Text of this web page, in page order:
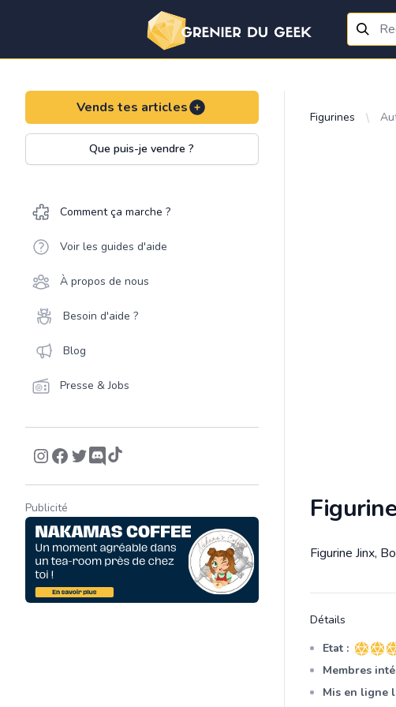
Vends tes articles
Que puis-je vendre ?
Comment ça marche ?
Voir les guides d'aide
À propos de nous
Besoin d'aide ?
Blog
Presse & Jobs
Publicité
Figurines
Description
Figurine Jinx,
Détails
Etat : 5 sur 5
Membres
Mis en ligne